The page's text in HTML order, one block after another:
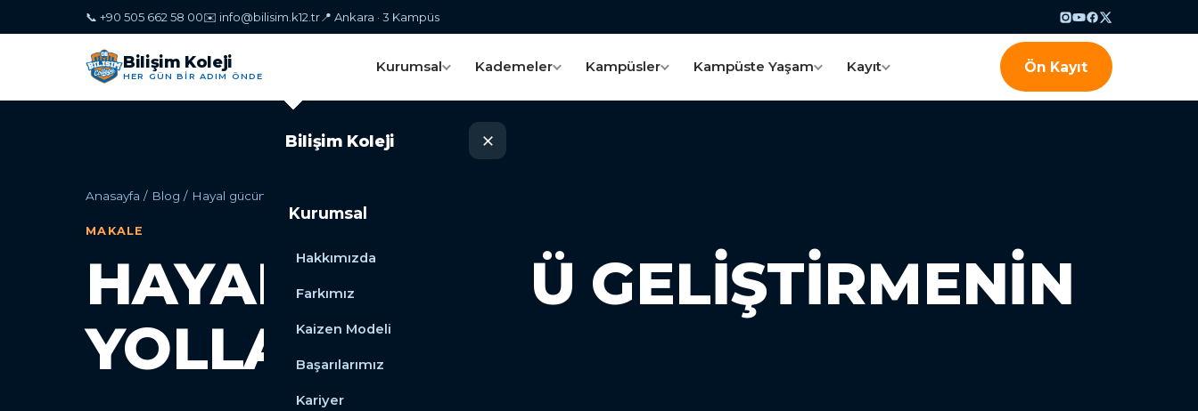
📞 +90 505 662 58 00✉️ info@bilisim.k12.tr📍 Ankara · 3 Kampüs
Bilişim Koleji
HER GÜN BİR ADIM ÖNDE
Kurumsal Kademeler Kampüsler Kampüste Yaşam Kayıt Ön Kayıt
Bilişim Koleji
Kurumsal
Hakkımızda
Farkımız
Kaizen Modeli
Başarılarımız
Kariyer
Anasayfa / Blog / Hayal gücünü geliştirmenin yolları
MAKALE
HAYAL GÜCÜNÜ GELIŞTIRMENIN
YOLLARI